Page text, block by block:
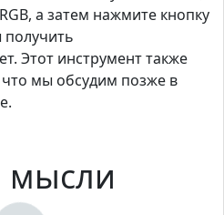
а затем нажмите кнопку
Этот инструмент также
что мы обсудим позже в
мысли